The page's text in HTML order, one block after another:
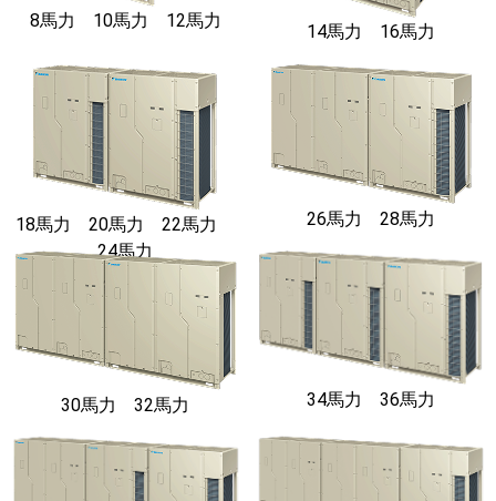
8馬力 10馬力 12馬力
14馬力 16馬力
18馬力 20馬力 22馬力
24馬力
26馬力 28馬力
30馬力 32馬力 34馬力 36馬力